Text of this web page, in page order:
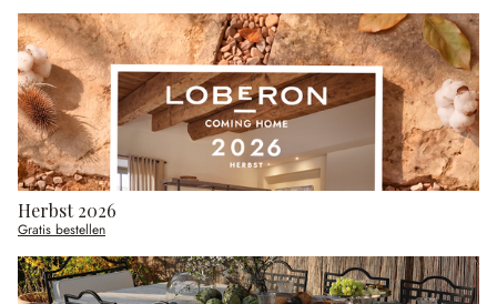
Herbst 2026
Gratis bestellen